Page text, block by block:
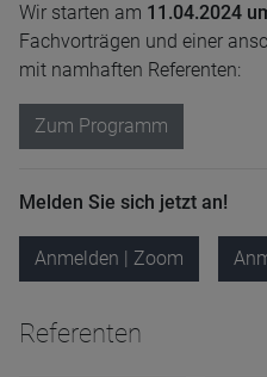
Wir starten am 11.04.2024
Fachvorträgen und einer
mit namhaften Referenten:
Zum Programm
Melden Sie sich jetzt an!
Anmelden | Zoom
Referenten